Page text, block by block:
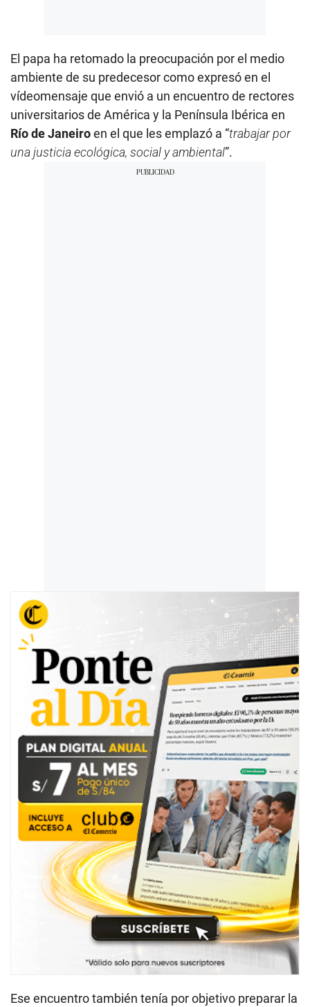
El papa ha retomado la preocupación por el medio
ambiente de su predecesor como expresó en el
vídeomensaje que envió a un encuentro de rectores
universitarios de América y la Península Ibérica en
Río de Janeiroen el que les emplazó a “trabajar por
una justicia ecológica, social y ambiental”.
Ese encuentro también tenía por objetivo preparar la